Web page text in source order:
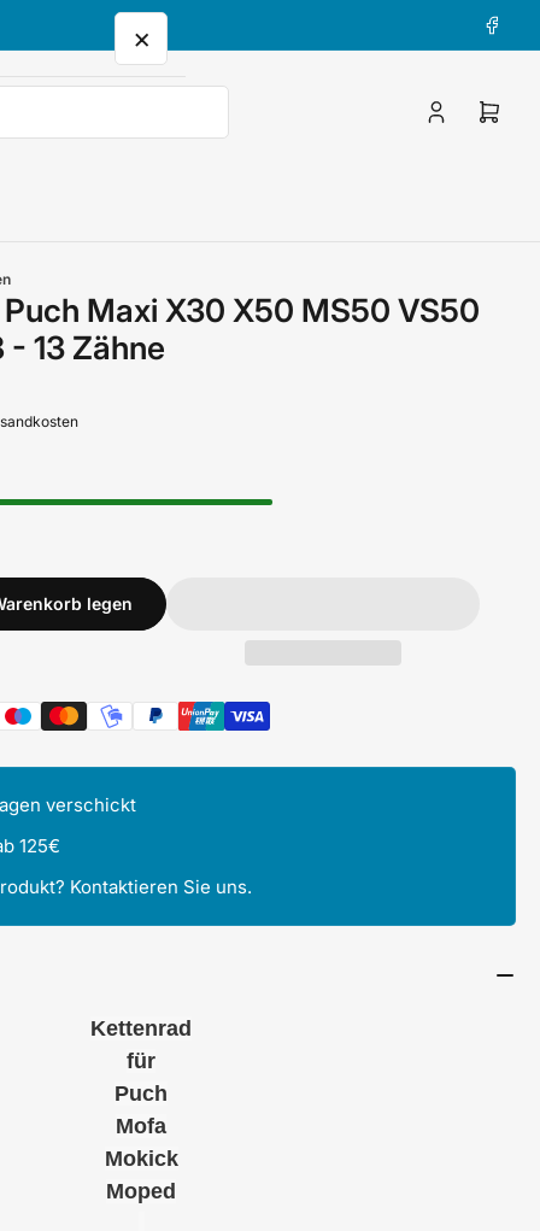
Anmelden
Mini-
Maxi X30 X50 MS50 VS50
13 Zähne
legen
verschickt
125€
Kontaktieren Sie uns.
Kettenrad
für
Puch
Mofa
Mokick
Moped
×